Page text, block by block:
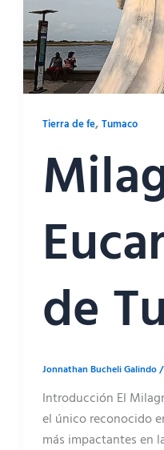
Tierra de fe, Tumaco
de
Jonnathan Bucheli Galindo/
Introducción El
el único reconocido
más impactantes en